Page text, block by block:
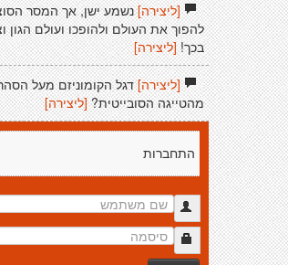
[ליצירה]נשמע ישן, אך המסר
להפוך את העולם ולהופכו ועולם הגון
בכך! [ליצירה]
[ליצירה]דגל הקומוניזם מעל
מהטייגה הסובייטית? [ליצירה]
התחברות